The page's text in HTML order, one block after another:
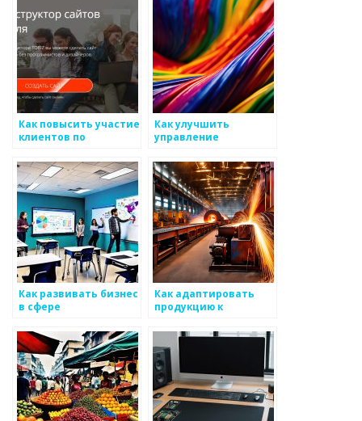
Как повысить участие
клиентов по
металлоизделиям
Как улучшить
управление
металлоизделий
Как развивать бизнес
в сфере
Как адаптировать
продукцию к
заказчиков в сфере
металлоизделий